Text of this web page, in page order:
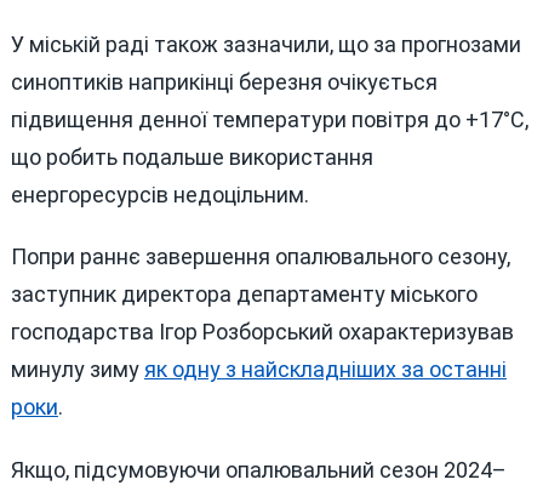
У міській раді також зазначили, що за прогнозами
синоптиків наприкінці березня очікується
підвищення денної температури повітря до +17°C,
що робить подальше використання
енергоресурсів недоцільним.
Попри раннє завершення опалювального сезону,
заступник директора департаменту міського
господарства Ігор Розборський охарактеризував
минулу зимуяк одну з найскладніших за останні
роки.
Якщо, підсумовуючи опалювальний сезон 2024–